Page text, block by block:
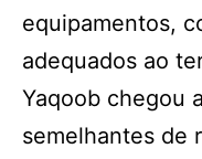
equipamentos,
adequados ao
Yaqoob chegou
semelhantes de